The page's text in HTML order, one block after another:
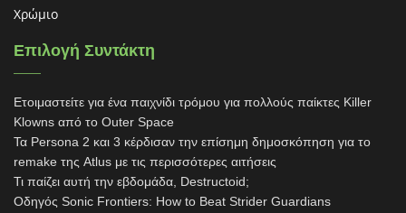
Χρώμιο
Επιλογή Συντάκτη
Ετοιμαστείτε για ένα παιχνίδι τρόμου για πολλούς παίκτες Killer
Klowns από το Outer Space
Τα Persona 2 και 3 κέρδισαν την επίσημη δημοσκόπηση για το
remake της Atlus με τις περισσότερες αιτήσεις
Τι παίζει αυτή την εβδομάδα, Destructoid;
Οδηγός Sonic Frontiers: How to Beat Strider Guardians